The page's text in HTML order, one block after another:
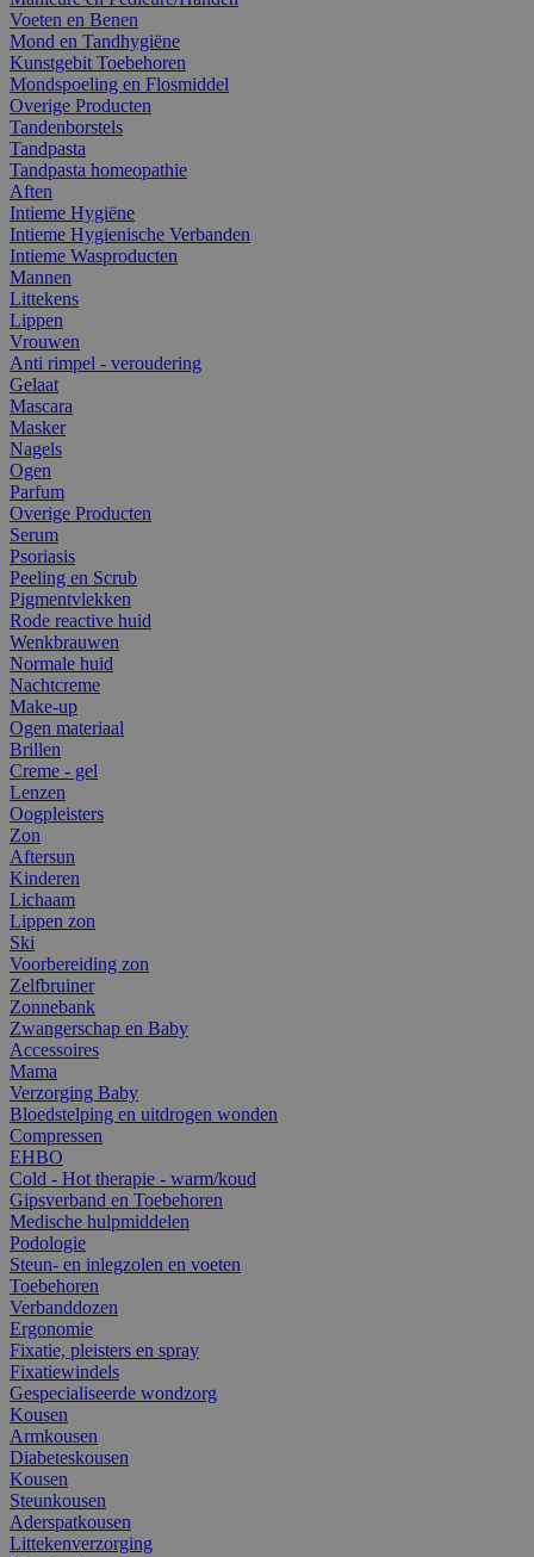
Voeten en Benen
Mond en Tandhygiëne
Kunstgebit Toebehoren
Mondspoeling en Flosmiddel
Overige Producten
Tandenborstels
Tandpasta
Tandpasta homeopathie
Aften
Intieme Hygiëne
Intieme Hygienische Verbanden
Intieme Wasproducten
Mannen
Littekens
Lippen
Vrouwen
Anti rimpel - veroudering
Gelaat
Mascara
Masker
Nagels
Ogen
Parfum
Overige Producten
Serum
Psoriasis
Peeling en Scrub
Pigmentvlekken
Rode reactive huid
Wenkbrauwen
Normale huid
Nachtcreme
Make-up
Ogen materiaal
Brillen
Creme - gel
Lenzen
Oogpleisters
Zon
Aftersun
Kinderen
Lichaam
Lippen zon
Ski
Voorbereiding zon
Zelfbruiner
Zonnebank
Zwangerschap en Baby
Accessoires
Mama
Verzorging Baby
Bloedstelping en uitdrogen wonden
Compressen
EHBO
Cold - Hot therapie - warm/koud
Gipsverband en Toebehoren
Medische hulpmiddelen
Podologie
Steun- en inlegzolen en voeten
Toebehoren
Verbanddozen
Ergonomie
Fixatie, pleisters en spray
Fixatiewindels
Gespecialiseerde wondzorg
Kousen
Armkousen
Diabeteskousen
Kousen
Steunkousen
Aderspatkousen
Littekenverzorging